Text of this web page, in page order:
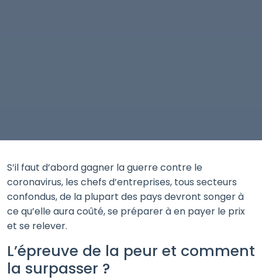
S’il faut d’abord gagner la guerre contre le
coronavirus, les chefs d’entreprises, tous secteurs
confondus, de la plupart des pays devront songer à
ce qu’elle aura coûté, se préparer à en payer le prix
et se relever.
L’épreuve de la peur et comment
la surpasser ?